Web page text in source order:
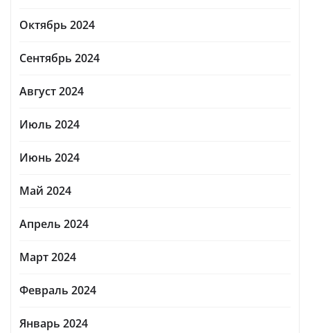
Октябрь 2024
Сентябрь 2024
Август 2024
Июль 2024
Июнь 2024
Май 2024
Апрель 2024
Март 2024
Февраль 2024
Январь 2024